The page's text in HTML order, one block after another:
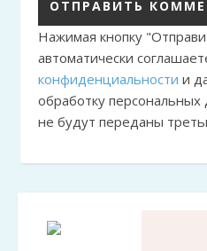
Нажимая кнопку
автоматически
конфиденциальности и
обработку
не будут переданы